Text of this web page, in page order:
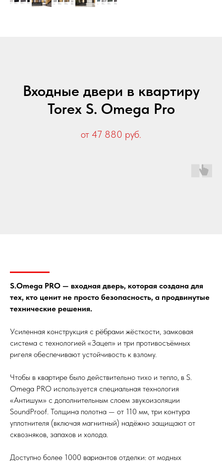
Входные двери в квартиру
Torex S. Omega Pro
от 47 880 руб.
S.Omega PRO — входная дверь, которая создана для
тех, кто ценит не просто безопасность, а продвинутые
технические решения.
Усиленная конструкция с рёбрами жёсткости, замковая
система с технологией «Зацеп» и три противосъёмных
ригеля обеспечивают устойчивость к взлому.
Чтобы в квартире было действительно тихо и тепло, в S.
Omega PRO используется специальная технология
«Антишум» с дополнительным слоем звукоизоляции
SoundProof. Толщина полотна — от 110 мм, три контура
уплотнителя (включая магнитный) надёжно защищают от
сквозняков, запахов и холода.
Доступно более 1000 вариантов отделки: от модных